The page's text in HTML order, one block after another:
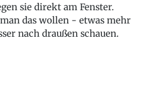
sie direkt am Fenster.
das wollen - etwas mehr
nach draußen schauen.